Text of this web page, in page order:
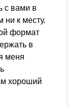
с вами в
ни к месту.
формат
в
меня
хороший